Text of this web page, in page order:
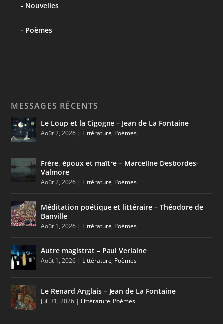
Nouvelles
Poèmes
MESSAGES RÉCENTS
Le Loup et la Cigogne – Jean de La Fontaine
Août 2, 2026 | Littérature, Poèmes
Frère, époux et maître – Marceline Desbordes-
Valmore
Août 2, 2026 | Littérature, Poèmes
Méditation poétique et littéraire – Théodore de
Banville
Août 1, 2026 | Littérature, Poèmes
Autre magistrat – Paul Verlaine
Août 1, 2026 | Littérature, Poèmes
Le Renard Anglais – Jean de La Fontaine
Juil 31, 2026 | Littérature, Poèmes